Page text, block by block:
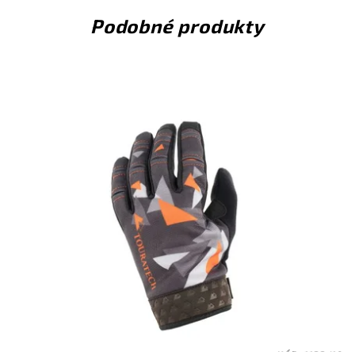
Podobné produkty